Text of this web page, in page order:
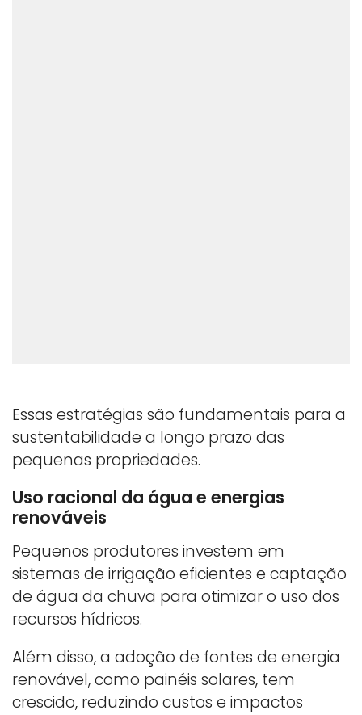
Essas estratégias são fundamentais para a
sustentabilidade a longo prazo das
pequenas propriedades.
Uso racional da água e energias
renováveis
Pequenos produtores investem em
sistemas de irrigação eficientes e captação
de água da chuva para otimizar o uso dos
recursos hídricos.
Além disso, a adoção de fontes de energia
renovável, como painéis solares, tem
crescido, reduzindo custos e impactos